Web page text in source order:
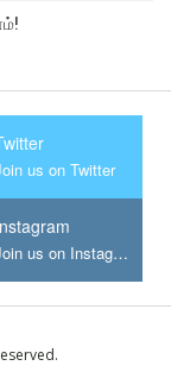
us on Twitter
Join us on Instagram